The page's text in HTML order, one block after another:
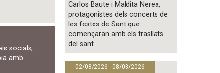
socials,
amb
Carlos Baute i Maldita Nerea,
protagonistes dels concerts de
les festes de Sant que
començaran amb els trasllats
del sant
02/08/2026 - 08/08/2026